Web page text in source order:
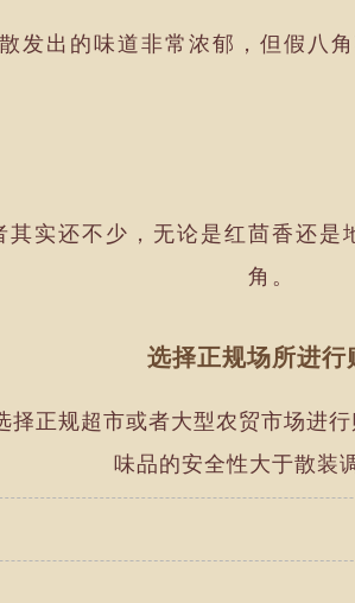
发出的味道非常浓郁，但假八
其实还不少，无论是红茴香还
角。
选择正规场所进行
择正规超市或者大型农贸市场进
味品的安全性大于散装